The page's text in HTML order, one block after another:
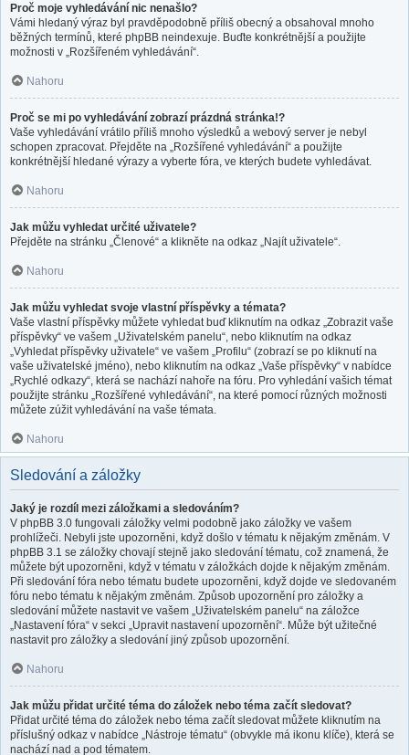
Proč moje vyhledávání nic nenašlo?
Vámi hledaný výraz byl pravděpodobně příliš obecný a obsahoval mnoho
běžných termínů, které phpBB neindexuje. Buďte konkrétnější a použijte
možnosti v „Rozšířeném vyhledávání“.
Nahoru
Proč se mi po vyhledávání zobrazí prázdná stránka!?
Vaše vyhledávání vrátilo příliš mnoho výsledků a webový server je nebyl
schopen zpracovat. Přejděte na „Rozšířené vyhledávání“ a použijte
konkrétnější hledané výrazy a vyberte fóra, ve kterých budete vyhledávat.
Nahoru
Jak můžu vyhledat určité uživatele?
Přejděte na stránku „Členové“ a klikněte na odkaz „Najít uživatele“.
Nahoru
Jak můžu vyhledat svoje vlastní příspěvky a témata?
Vaše vlastní příspěvky můžete vyhledat buď kliknutím na odkaz „Zobrazit vaše
příspěvky“ ve vašem „Uživatelském panelu“, nebo kliknutím na odkaz
„Vyhledat příspěvky uživatele“ ve vašem „Profilu“ (zobrazí se po kliknutí na
vaše uživatelské jméno), nebo kliknutím na odkaz „Vaše příspěvky“ v nabídce
„Rychlé odkazy“, která se nachází nahoře na fóru. Pro vyhledání vašich témat
použijte stránku „Rozšířené vyhledávání“, na které pomocí různých možnosti
můžete zúžit vyhledávání na vaše témata.
Nahoru
Sledování a záložky
Jaký je rozdíl mezi záložkami a sledováním?
V phpBB 3.0 fungovali záložky velmi podobně jako záložky ve vašem
prohlížeči. Nebyli jste upozorněni, když došlo v tématu k nějakým změnám. V
phpBB 3.1 se záložky chovají stejně jako sledování tématu, což znamená, že
můžete být upozorněni, když v tématu v záložkách dojde k nějakým změnám.
Při sledování fóra nebo tématu budete upozorněni, když dojde ve sledovaném
fóru nebo tématu k nějakým změnám. Způsob upozornění pro záložky a
sledování můžete nastavit ve vašem „Uživatelském panelu“ na záložce
„Nastavení fóra“ v sekci „Upravit nastavení upozornění“. Může být užitečné
nastavit pro záložky a sledování jiný způsob upozornění.
Nahoru
Jak můžu přidat určité téma do záložek nebo téma začít sledovat?
Přidat určité téma do záložek nebo téma začít sledovat můžete kliknutím na
příslušný odkaz v nabídce „Nástroje tématu“ (obvykle má ikonu klíče), která se
nachází nad a pod tématem.